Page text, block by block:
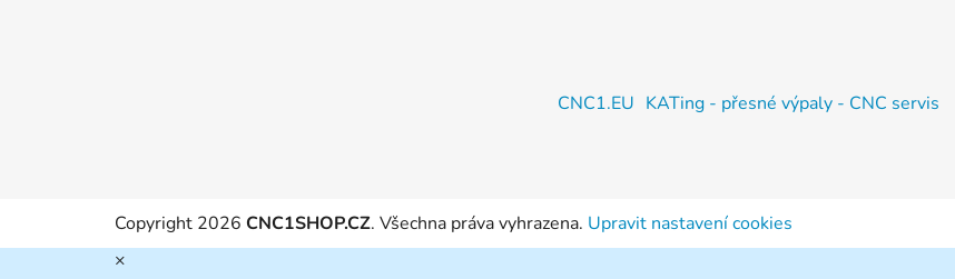
CNC1.EU KATing - přesné výpaly - CNC servis
Copyright 2026 CNC1SHOP.CZ. Všechna práva vyhrazena. Upravit nastavení cookies
×